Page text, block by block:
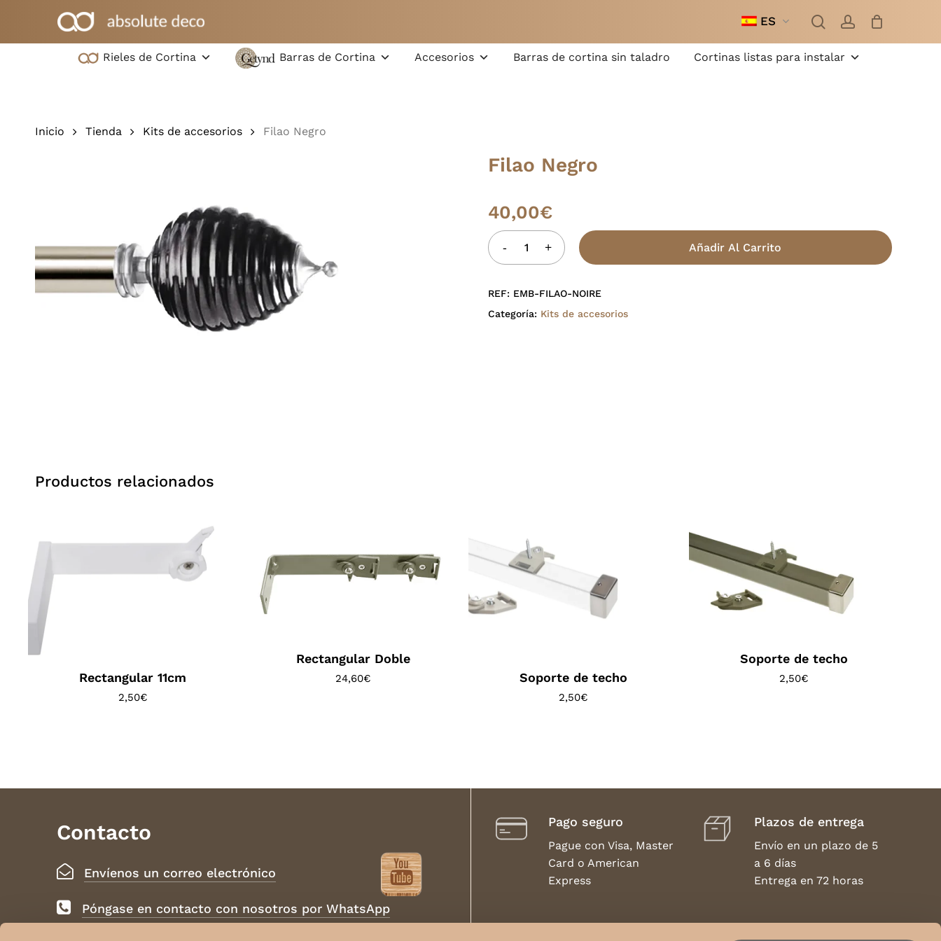
contenido
ES
en
Rieles de Cortina Barras de Cortina Accesorios Barras de cortina sin taladro Cortinas listas para instalar
cesta
Inicio Tienda Kits de accesorios Filao Negro
Filao Negro
40,00€
Añadir Al Carrito
REF: EMB-FILAO-NOIRE
Categoría: Kits de accesorios
Productos relacionados
Rectangular 11cm
2,50€
Rectangular Doble
24,60€ Soporte de techo
2,50€
Soporte de techo
2,50€
Contacto
Envíenos un correo electrónico
Póngase en contacto con nosotros por WhatsApp
Pago seguro
Pague con Visa, Master
Card o American
Express
Plazos de entrega
Envío en un plazo de 5
a 6 días
Entrega en 72 horas
Devuelve